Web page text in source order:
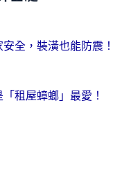
全，裝潢也能防震！
租屋蟑螂」最愛！